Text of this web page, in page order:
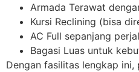
Armada Terawat
Kursi Reclining (bisa
AC Full sepanjang
Bagasi Luas untuk
Dengan fasilitas lengkap ini,